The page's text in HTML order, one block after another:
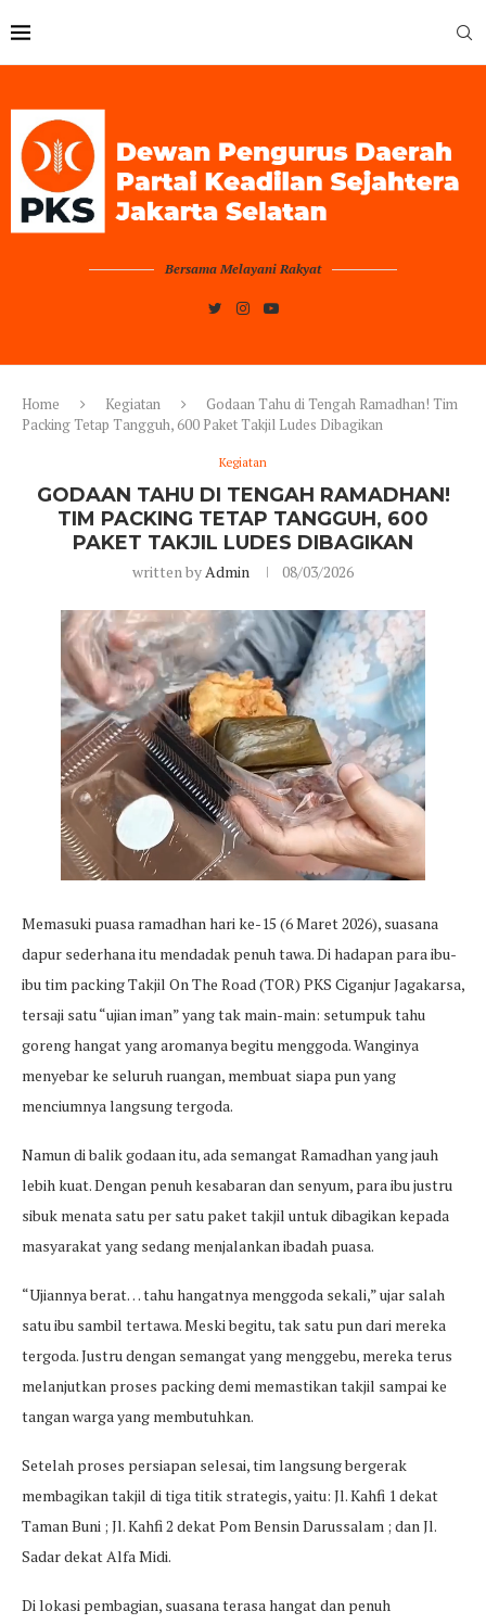
Bersama Melayani Rakyat
Home Kegiatan
Godaan Tahu di Tengah Ramadhan! Tim
Packing Tetap Tangguh, 600 Paket Takjil Ludes Dibagikan
Kegiatan
GODAAN TAHU DI TENGAH RAMADHAN!
TIM PACKING TETAP TANGGUH, 600
PAKET TAKJIL LUDES DIBAGIKAN
written byAdmin 08/03/2026
Memasuki puasa ramadhan hari ke-15 (6 Maret 2026), suasana
dapur sederhana itu mendadak penuh tawa. Di hadapan para ibu-
ibu tim packing Takjil On The Road (TOR) PKS Ciganjur Jagakarsa,
tersaji satu “ujian iman” yang tak main-main: setumpuk tahu
goreng hangat yang aromanya begitu menggoda. Wanginya
menyebar ke seluruh ruangan, membuat siapa pun yang
menciumnya langsung tergoda.
Namun di balik godaan itu, ada semangat Ramadhan yang jauh
lebih kuat. Dengan penuh kesabaran dan senyum, para ibu justru
sibuk menata satu per satu paket takjil untuk dibagikan kepada
masyarakat yang sedang menjalankan ibadah puasa.
“Ujiannya berat… tahu hangatnya menggoda sekali,” ujar salah
satu ibu sambil tertawa. Meski begitu, tak satu pun dari mereka
tergoda. Justru dengan semangat yang menggebu, mereka terus
melanjutkan proses packing demi memastikan takjil sampai ke
tangan warga yang membutuhkan.
Setelah proses persiapan selesai, tim langsung bergerak
membagikan takjil di tiga titik strategis, yaitu: Jl. Kahfi 1 dekat
Taman Buni ; Jl. Kahfi 2 dekat Pom Bensin Darussalam ; dan Jl.
Sadar dekat Alfa Midi.
Di lokasi pembagian, suasana terasa hangat dan penuh